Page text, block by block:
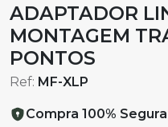
ADAPTADOR
MONTAGEM
PONTOS
Ref: MF-XLP
Compra 100% Segura